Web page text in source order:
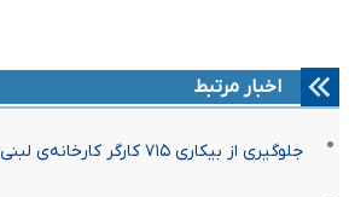
اخبار مرتبط
جلوگیری از بیکاری ۷۱۵ کارگر کارخانه‌ی لبنی در شاهرود